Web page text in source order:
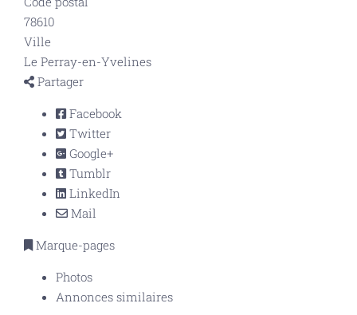
78610
Ville
Le Perray-en-Yvelines
Partager
Facebook
Twitter
Google+
Tumblr
LinkedIn
Mail
Marque-pages
Photos
Annonces similaires